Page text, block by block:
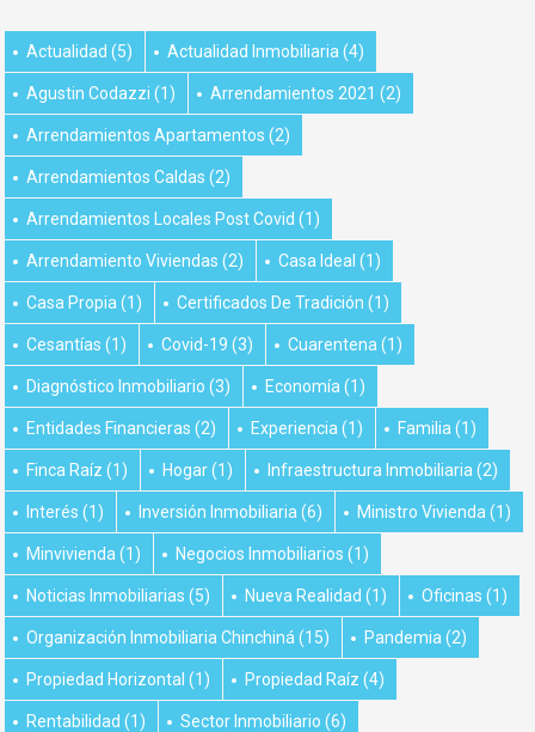
Actualidad (5) Actualidad Inmobiliaria (4)
Agustin Codazzi (1) Arrendamientos 2021 (2)
Arrendamientos Apartamentos (2)
Arrendamientos Caldas (2)
Arrendamientos Locales Post Covid (1)
Arrendamiento Viviendas (2) Casa Ideal (1)
Casa Propia (1) Certificados De Tradición (1)
Cesantías (1) Covid-19 (3) Cuarentena (1)
Diagnóstico Inmobiliario (3) Economía (1)
Entidades Financieras (2) Experiencia (1) Familia (1)
Finca Raíz (1) Hogar(1) Infraestructura Inmobiliaria (2)
Interés (1) Inversión Inmobiliaria (6) Ministro Vivienda (1)
Minvivienda (1) Negocios Inmobiliarios (1)
Noticias Inmobiliarias (5) Nueva Realidad (1) Oficinas (1)
Organización Inmobiliaria Chinchiná (15) Pandemia (2)
Propiedad Horizontal (1) Propiedad Raíz (4)
Rentabilidad (1) Sector Inmobiliario (6)